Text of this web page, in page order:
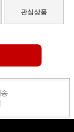
관심상품